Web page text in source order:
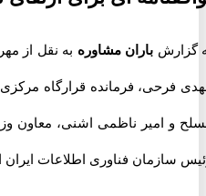
باران مشاورهبه نقل از مهر ،
فرمانده قرارگاه مرکزی
امیر ناظمی اشنی، معاون وزیر
فناوری اطلاعات ایران